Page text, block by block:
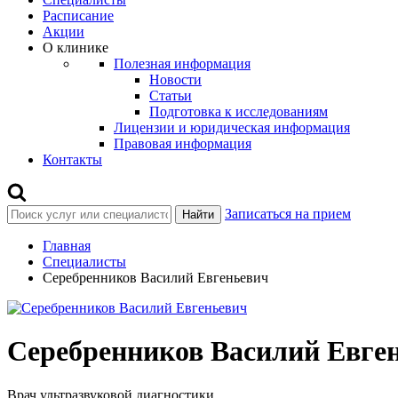
Расписание
Акции
О клинике
Полезная информация
Новости
Статьи
Подготовка к исследованиям
Лицензии и юридическая информация
Правовая информация
Контакты
Найти Записаться на прием
Главная
Специалисты
Серебренников Василий Евгеньевич
Серебренников Василий
Врач ультразвуковой диагностики